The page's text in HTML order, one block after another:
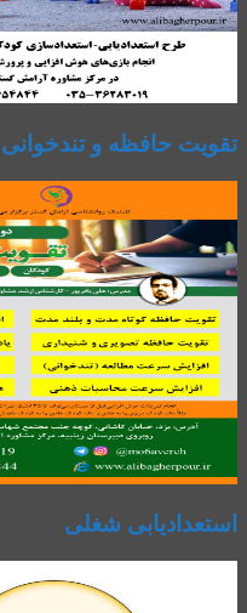
تقویت حافظه و تندخوانی
استعدادیابی شغلی